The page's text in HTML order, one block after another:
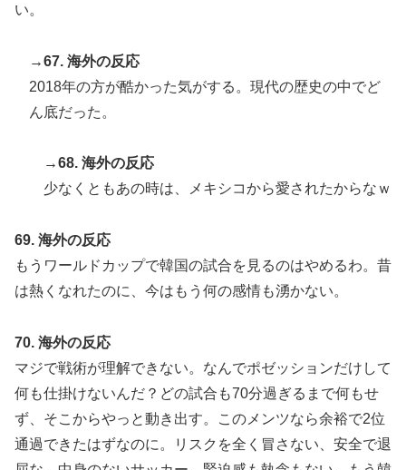
い。
→67. 海外の反応
2018年の方が酷かった気がする。現代の歴史の中でど
ん底だった。
→68. 海外の反応
少なくともあの時は、メキシコから愛されたからなｗ
69. 海外の反応
もうワールドカップで韓国の試合を見るのはやめるわ。昔
は熱くなれたのに、今はもう何の感情も湧かない。
70. 海外の反応
マジで戦術が理解できない。なんでポゼッションだけして
何も仕掛けないんだ？どの試合も70分過ぎるまで何もせ
ず、そこからやっと動き出す。このメンツなら余裕で2位
通過できたはずなのに。リスクを全く冒さない、安全で退